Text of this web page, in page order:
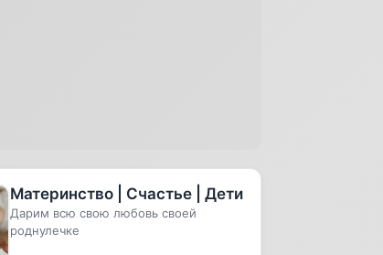
Материнство | Счастье | Дети
Дарим всю свою любовь своей
роднулечке